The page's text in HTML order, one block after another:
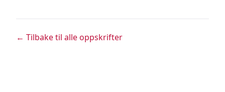
← Tilbake til alle oppskrifter